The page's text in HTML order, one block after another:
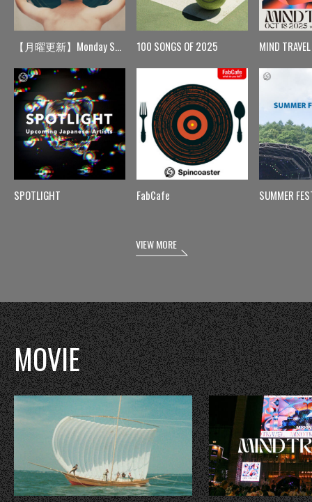
【月曜更新】Monday Spin
SPOTLIGHT
100 SONGS OF 2025
FabCafe
MIND TRAVEL
SUMMER
VIEW MORE
MOVIE